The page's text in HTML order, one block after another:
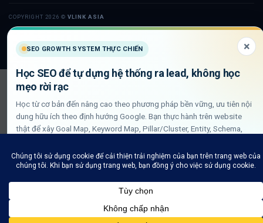
Delivery
COPYRIGHT 2026 © VLINK ASIA
SEO GROWTH SYSTEM THỰC CHIẾN ×
Học SEO để tự dựng hệ thống ra lead, không học
mẹo rời rạc
Học từ cơ bản đến nâng cao theo phương pháp bền vững, ưu tiên nội
dung hữu ích theo định hướng Google. Bạn thực hành trên website
thật để xây Goal Map, Keyword Map, Pillar/Cluster, Entity, Schema,
Xem lộ trình học SEO thực chiến